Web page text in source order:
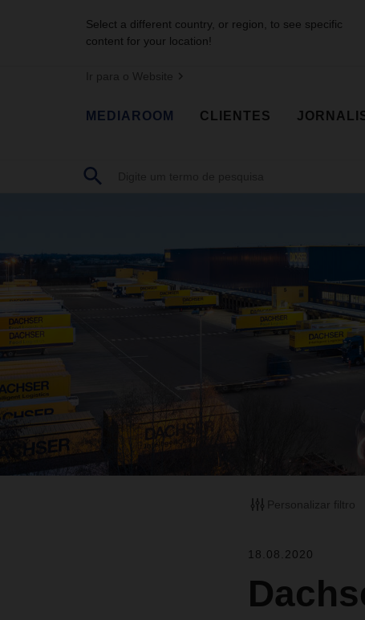
Select a different country, or region, to see specific
content for your location!
Ir para o Website
MEDIAROOM CLIENTES
Personalizar filtro
18.08.2020